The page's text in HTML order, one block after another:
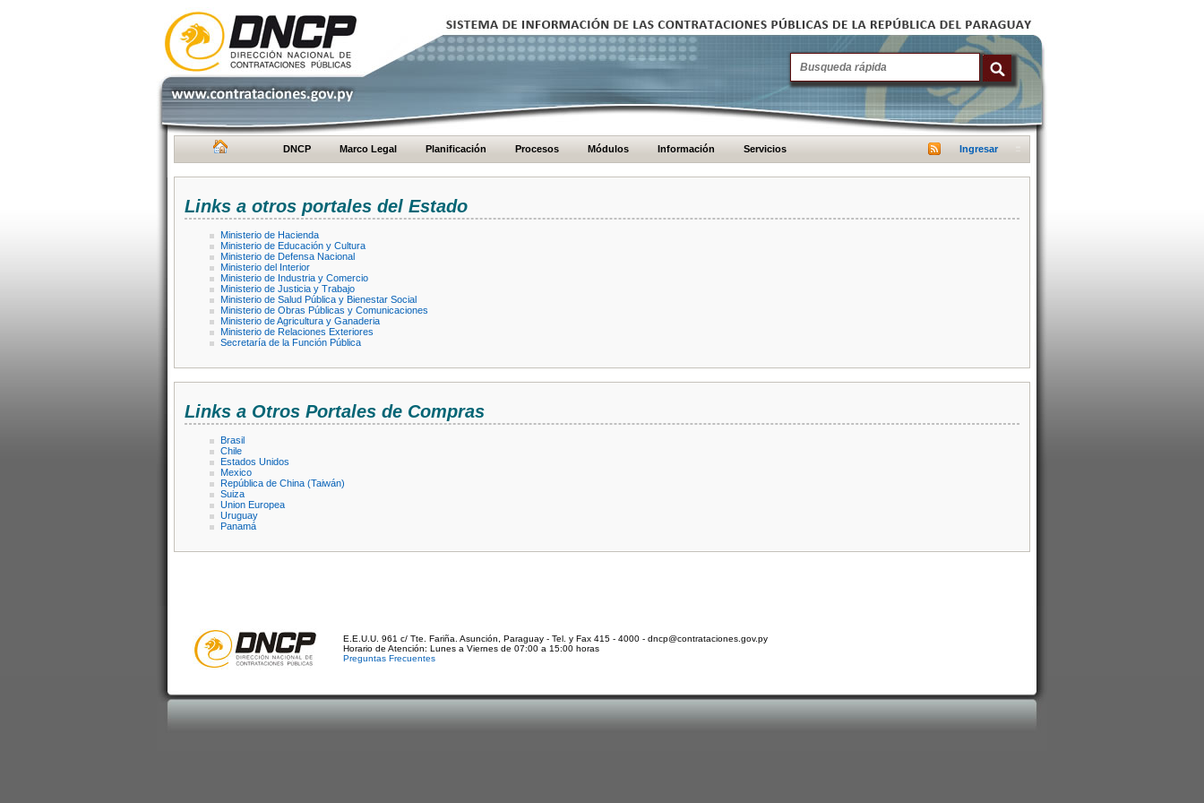
DNCP Marco Legal Planificación Procesos Módulos Información Servicios Ingresar
Links a otros portales del Estado
Ministerio de Hacienda
Ministerio de Educación y Cultura
Ministerio de Defensa Nacional
Ministerio del Interior
Ministerio de Industria y Comercio
Ministerio de Justicia y Trabajo
Ministerio de Salud Pública y Bienestar Social
Ministerio de Obras Públicas y Comunicaciones
Ministerio de Agricultura y Ganaderia
Ministerio de Relaciones Exteriores
Secretaría de la Función Pública
Links a Otros Portales de Compras
Brasil
Chile
Estados Unidos
Mexico
República de China (Taiwán)
Suiza
Union Europea
Uruguay
Panamá
E.E.U.U. 961 c/ Tte. Fariña. Asunción, Paraguay - Tel. y Fax 415 - 4000 - dncp@contrataciones.gov.py
Horario de Atención: Lunes a Viernes de 07:00 a 15:00 horas
Preguntas Frecuentes